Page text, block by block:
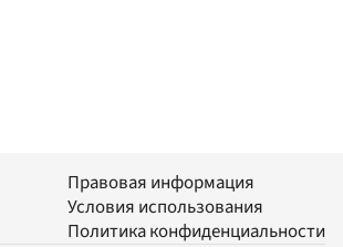
Правовая информация
Условия использования
Политика конфиденциальности